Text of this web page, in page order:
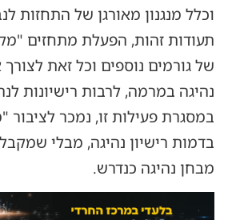
וכלל מנגנון מאורגן של התחזות
תעודות זהות, הפעלת מתחזים
של גורמים נוספים וכל זאת
נהיגה במרמה, לרבות רישיונות
במסגרת פעילות זו, נמכר לציבור
בדמות רישיון נהיגה, מבלי
מבחן נהיגה כנדרש.